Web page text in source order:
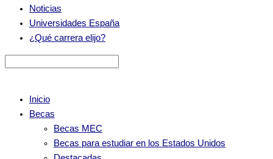
Noticias
Universidades España
¿Qué carrera elijo?
Inicio
Becas
Becas MEC
Becas para estudiar en los Estados Unidos